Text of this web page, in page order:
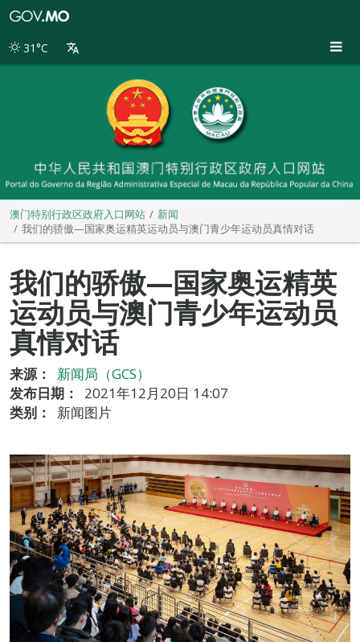
别
31°C
澳门特别行政区政府入口网站
新闻
我们的骄傲—国家奥运精英运动员与澳门青少年运动员真情对话
我们的骄傲—国家奥运精英
运动员与澳门青少年运动员
真情对话
来源：
新闻局（GCS）
发布日期：
2021年12月20日 14:07
类别：
新闻图片